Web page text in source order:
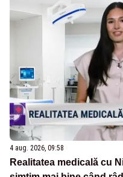
4 aug. 2026, 09:58
Realitatea medicală cu